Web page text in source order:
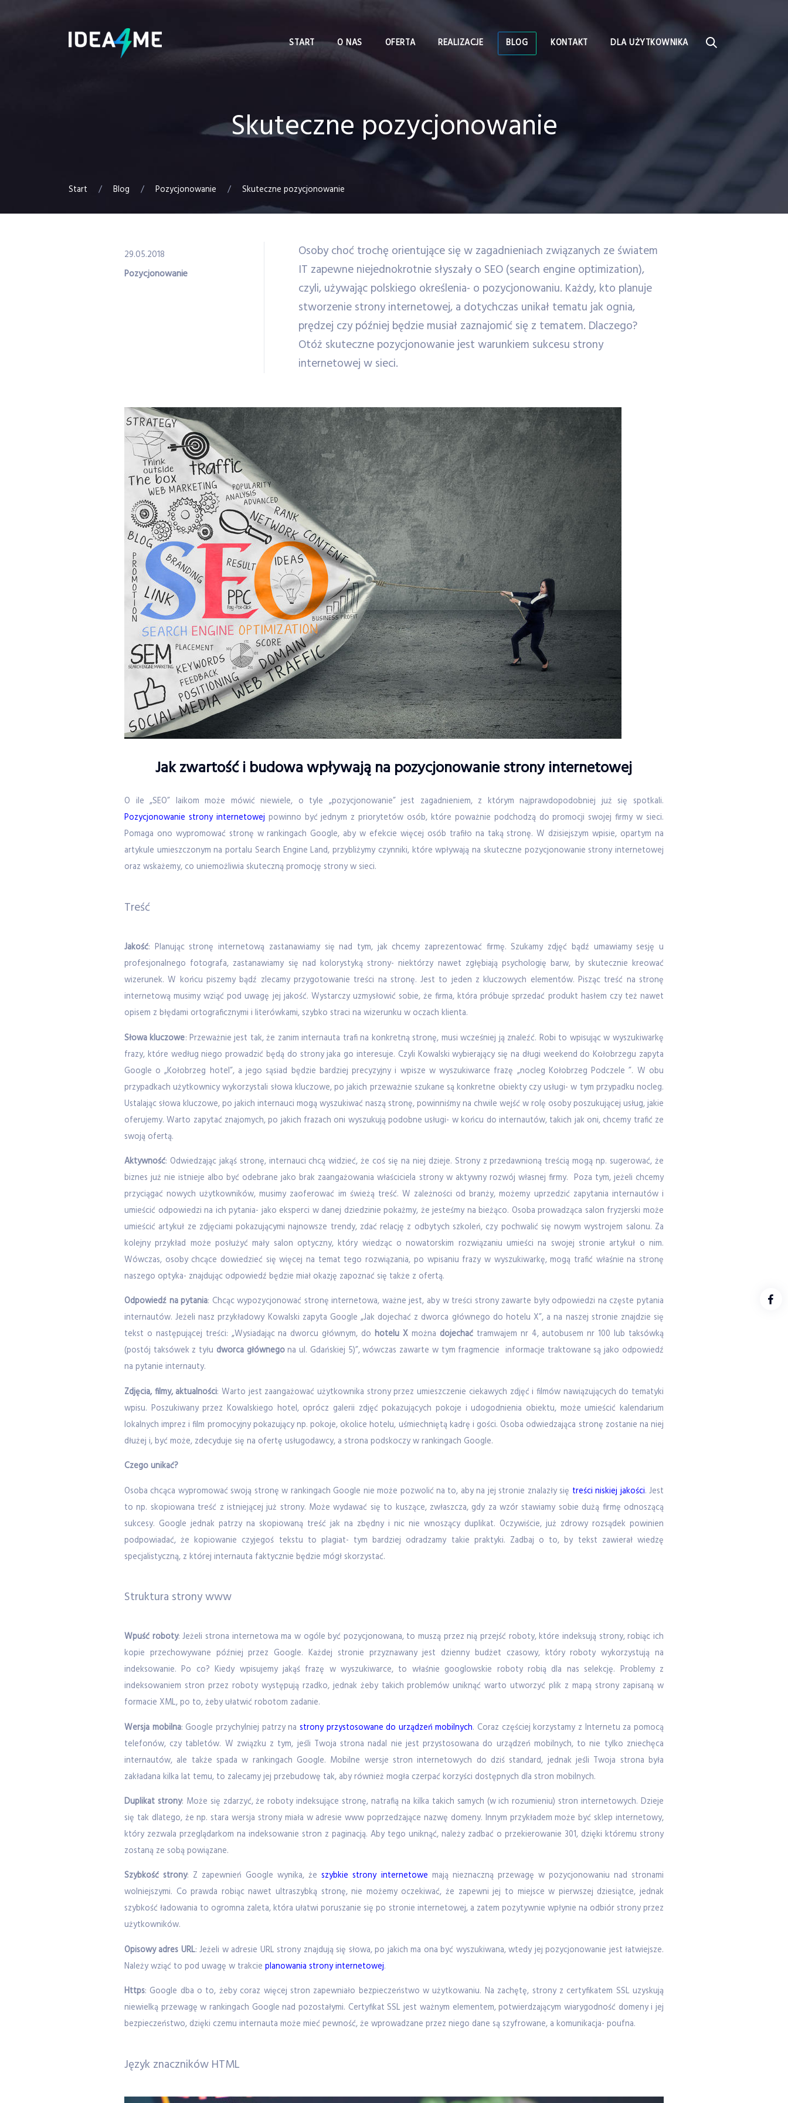
START O NAS OFERTA REALIZACJE BLOG KONTAKT DLA UŻYTKOWNIKA
Skuteczne pozycjonowanie
Start / Blog / Pozycjonowanie / Skuteczne pozycjonowanie
29.05.2018
Pozycjonowanie
Osoby choć trochę orientujące się w zagadnieniach związanych ze światem
IT zapewne niejednokrotnie słyszały o SEO (search engine optimization),
czyli, używając polskiego określenia- o pozycjonowaniu. Każdy, kto planuje
stworzenie strony internetowej, a dotychczas unikał tematu jak ognia,
prędzej czy później będzie musiał zaznajomić się z tematem. Dlaczego?
Otóż skuteczne pozycjonowanie jest warunkiem sukcesu strony
internetowej w sieci.
Jak zwartość i budowa wpływają na pozycjonowanie strony internetowej
O ile „SEO” laikom może mówić niewiele, o tyle „pozycjonowanie” jest zagadnieniem, z którym najprawdopodobniej już się spotkali.
Pozycjonowanie strony internetowej powinno być jednym z priorytetów osób, które poważnie podchodzą do promocji swojej firmy w sieci.
Pomaga ono wypromować stronę w rankingach Google, aby w efekcie więcej osób trafiło na taką stronę. W dzisiejszym wpisie, opartym na
artykule umieszczonym na portalu Search Engine Land, przybliżymy czynniki, które wpływają na skuteczne pozycjonowanie strony internetowej
oraz wskażemy, co uniemożliwia skuteczną promocję strony w sieci.
Treść
Jakość: Planując stronę internetową zastanawiamy się nad tym, jak chcemy zaprezentować firmę. Szukamy zdjęć bądź umawiamy sesję u
profesjonalnego fotografa, zastanawiamy się nad kolorystyką strony- niektórzy nawet zgłębiają psychologię barw, by skutecznie kreować
wizerunek. W końcu piszemy bądź zlecamy przygotowanie treści na stronę. Jest to jeden z kluczowych elementów. Pisząc treść na stronę
internetową musimy wziąć pod uwagę jej jakość. Wystarczy uzmysłowić sobie, że firma, która próbuje sprzedać produkt hasłem czy też nawet
opisem z błędami ortograficznymi i literówkami, szybko straci na wizerunku w oczach klienta.
Słowa kluczowe: Przeważnie jest tak, że zanim internauta trafi na konkretną stronę, musi wcześniej ją znaleźć. Robi to wpisując w wyszukiwarkę
frazy, które według niego prowadzić będą do strony jaka go interesuje. Czyli Kowalski wybierający się na długi weekend do Kołobrzegu zapyta
Google o „Kołobrzeg hotel”, a jego sąsiad będzie bardziej precyzyjny i wpisze w wyszukiwarce frazę „nocleg Kołobrzeg Podczele ”. W obu
przypadkach użytkownicy wykorzystali słowa kluczowe, po jakich przeważnie szukane są konkretne obiekty czy usługi- w tym przypadku nocleg.
Ustalając słowa kluczowe, po jakich internauci mogą wyszukiwać naszą stronę, powinniśmy na chwile wejść w rolę osoby poszukującej usług, jakie
oferujemy. Warto zapytać znajomych, po jakich frazach oni wyszukują podobne usługi- w końcu do internautów, takich jak oni, chcemy trafić ze
swoją ofertą.
Aktywność: Odwiedzając jakąś stronę, internauci chcą widzieć, że coś się na niej dzieje. Strony z przedawnioną treścią mogą np. sugerować, że
biznes już nie istnieje albo być odebrane jako brak zaangażowania właściciela strony w aktywny rozwój własnej firmy. Poza tym, jeżeli chcemy
przyciągać nowych użytkowników, musimy zaoferować im świeżą treść. W zależności od branży, możemy uprzedzić zapytania internautów i
umieścić odpowiedzi na ich pytania- jako eksperci w danej dziedzinie pokażmy, że jesteśmy na bieżąco. Osoba prowadząca salon fryzjerski może
umieścić artykuł ze zdjęciami pokazującymi najnowsze trendy, zdać relację z odbytych szkoleń, czy pochwalić się nowym wystrojem salonu. Za
kolejny przykład może posłużyć mały salon optyczny, który wiedząc o nowatorskim rozwiązaniu umieści na swojej stronie artykuł o nim.
Wówczas, osoby chcące dowiedzieć się więcej na temat tego rozwiązania, po wpisaniu frazy w wyszukiwarkę, mogą trafić właśnie na stronę
naszego optyka- znajdując odpowiedź będzie miał okazję zapoznać się także z ofertą.
Odpowiedź na pytania: Chcąc wypozycjonować stronę internetowa, ważne jest, aby w treści strony zawarte były odpowiedzi na częste pytania
internautów. Jeżeli nasz przykładowy Kowalski zapyta Google „Jak dojechać z dworca głównego do hotelu X”, a na naszej stronie znajdzie się
tekst o następującej treści: „Wysiadając na dworcu głównym, dohotelu X można dojechaćtramwajem nr 4, autobusem nr 100 lub taksówką
(postój taksówek z tyłu dworca głównegona ul. Gdańskiej 5)”, wówczas zawarte w tym fragmencie informacje traktowane są jako odpowiedź
na pytanie internauty.
Zdjęcia, filmy, aktualności: Warto jest zaangażować użytkownika strony przez umieszczenie ciekawych zdjęć i filmów nawiązujących do tematyki
wpisu. Poszukiwany przez Kowalskiego hotel, oprócz galerii zdjęć pokazujących pokoje i udogodnienia obiektu, może umieścić kalendarium
lokalnych imprez i film promocyjny pokazujący np. pokoje, okolice hotelu, uśmiechniętą kadrę i gości. Osoba odwiedzająca stronę zostanie na niej
dłużej i, być może, zdecyduje się na ofertę usługodawcy, a strona podskoczy w rankingach Google.
Czego unikać?
Osoba chcąca wypromować swoją stronę w rankingach Google nie może pozwolić na to, aby na jej stronie znalazły się treści niskiej jakości. Jest
to np. skopiowana treść z istniejącej już strony. Może wydawać się to kuszące, zwłaszcza, gdy za wzór stawiamy sobie dużą firmę odnoszącą
sukcesy. Google jednak patrzy na skopiowaną treść jak na zbędny i nic nie wnoszący duplikat. Oczywiście, już zdrowy rozsądek powinien
podpowiadać, że kopiowanie czyjegoś tekstu to plagiat- tym bardziej odradzamy takie praktyki. Zadbaj o to, by tekst zawierał wiedzę
specjalistyczną, z której internauta faktycznie będzie mógł skorzystać.
Struktura strony www
Wpuść roboty: Jeżeli strona internetowa ma w ogóle być pozycjonowana, to muszą przez nią przejść roboty, które indeksują strony, robiąc ich
kopie przechowywane później przez Google. Każdej stronie przyznawany jest dzienny budżet czasowy, który roboty wykorzystują na
indeksowanie. Po co? Kiedy wpisujemy jakąś frazę w wyszukiwarce, to właśnie googlowskie roboty robią dla nas selekcję. Problemy z
indeksowaniem stron przez roboty występują rzadko, jednak żeby takich problemów uniknąć warto utworzyć plik z mapą strony zapisaną w
formacie XML, po to, żeby ułatwić robotom zadanie.
Wersja mobilna: Google przychylniej patrzy na strony przystosowane do urządzeń mobilnych. Coraz częściej korzystamy z Internetu za pomocą
telefonów, czy tabletów. W związku z tym, jeśli Twoja strona nadal nie jest przystosowana do urządzeń mobilnych, to nie tylko zniechęca
internautów, ale także spada w rankingach Google. Mobilne wersje stron internetowych do dziś standard, jednak jeśli Twoja strona była
zakładana kilka lat temu, to zalecamy jej przebudowę tak, aby również mogła czerpać korzyści dostępnych dla stron mobilnych.
Duplikat strony: Może się zdarzyć, że roboty indeksujące stronę, natrafią na kilka takich samych (w ich rozumieniu) stron internetowych. Dzieje
się tak dlatego, że np. stara wersja strony miała w adresie www poprzedzające nazwę domeny. Innym przykładem może być sklep internetowy,
który zezwala przeglądarkom na indeksowanie stron z paginacją. Aby tego uniknąć, należy zadbać o przekierowanie 301, dzięki któremu strony
zostaną ze sobą powiązane.
Szybkość strony: Z zapewnień Google wynika, żeszybkie strony internetowe mają nieznaczną przewagę w pozycjonowaniu nad stronami
wolniejszymi. Co prawda robiąc nawet ultraszybką stronę, nie możemy oczekiwać, że zapewni jej to miejsce w pierwszej dziesiątce, jednak
szybkość ładowania to ogromna zaleta, która ułatwi poruszanie się po stronie internetowej, a zatem pozytywnie wpłynie na odbiór strony przez
użytkowników.
Opisowy adres URL: Jeżeli w adresie URL strony znajdują się słowa, po jakich ma ona być wyszukiwana, wtedy jej pozycjonowanie jest łatwiejsze.
Należy wziąć to pod uwagę w trakcie planowania strony internetowej.
Https: Google dba o to, żeby coraz więcej stron zapewniało bezpieczeństwo w użytkowaniu. Na zachętę, strony z certyfikatem SSL uzyskują
niewielką przewagę w rankingach Google nad pozostałymi. Certyfikat SSL jest ważnym elementem, potwierdzającym wiarygodność domeny i jej
bezpieczeństwo, dzięki czemu internauta może mieć pewność, że wprowadzane przez niego dane są szyfrowane, a komunikacja- poufna.
Język znaczników HTML